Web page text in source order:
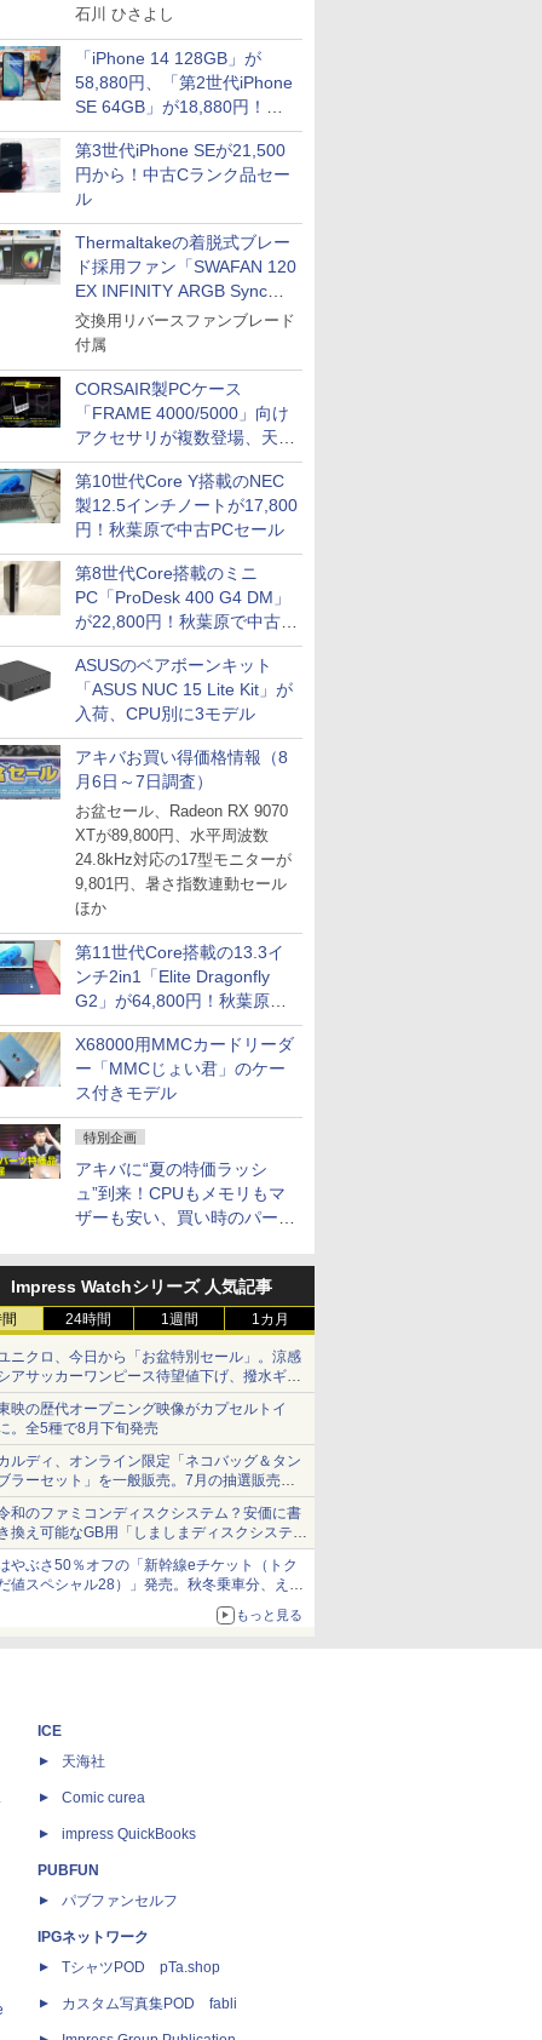
石川 ひさよし
「iPhone 14 128GB」が
58,880円、「第2世代iPhone
SE 64GB」が18,880円！中
古Bランク品セール
第3世代iPhone SEが21,500
円から！中古Cランク品セー
ル
Thermaltakeの着脱式ブレー
ド採用ファン「SWAFAN 120
EX INFINITY ARGB Sync」
に単品パッケージ
交換用リバースファンブレード
付属
CORSAIR製PCケース
「FRAME 4000/5000」向け
アクセサリが複数登場、天然
木製パネルや背面コネクタ対
応トレイなど
第10世代Core Y搭載のNEC
製12.5インチノートが17,800
円！秋葉原で中古PCセール
第8世代Core搭載のミニ
PC「ProDesk 400 G4 DM」
が22,800円！秋葉原で中古
PCセール
ASUSのベアボーンキット
「ASUS NUC 15 Lite Kit」が
入荷、CPU別に3モデル
アキバお買い得価格情報（8
月6日～7日調査）
お盆セール、Radeon RX 9070
XTが89,800円、水平周波数
24.8kHz対応の17型モニターが
9,801円、暑さ指数連動セール
ほか
第11世代Core搭載の13.3イ
ンチ2in1「Elite Dragonfly
G2」が64,800円！秋葉原で
中古PCセール
X68000用MMCカードリーダ
ー「MMCじょい君」のケー
ス付きモデル
特別企画
アキバに“夏の特価ラッシ
ュ”到来！CPUもメモリもマ
ザーも安い、買い時のパーツ
Impress Watchシリーズ 人気記事
24時間 1週間 1カ月
ニクロ、今日から「お盆特別セール」。涼感
アサッカーワンピース待望値下げ、撥水ギア
ョーツは1990円に
映の歴代オープニング映像がカプセルトイ
。全5種で8月下旬発売
ルディ、オンライン限定「ネコバッグ＆タン
ラーセット」を一般販売。7月の抽選販売の
選無効分
和のファミコンディスクシステム？安価に書
換え可能なGB用「しましまディスクシステ
」
やぶさ50％オフの「新幹線eチケット（トク
値スペシャル28）」発売。秋冬乗車分、えき
もっと見る
ICE
天海社
Comic curea
impress QuickBooks
PUBFUN
パブファンセルフ
IPGネットワーク
TシャツPOD pTa.shop
カスタム写真集POD fabli